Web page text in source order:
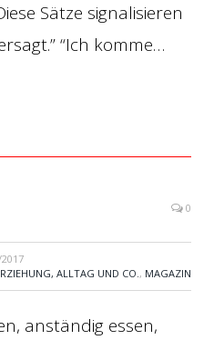
Sätze signalisieren
“Ich komme…
0
ALLTAG UND CO., MAGAZIN
anständig essen,